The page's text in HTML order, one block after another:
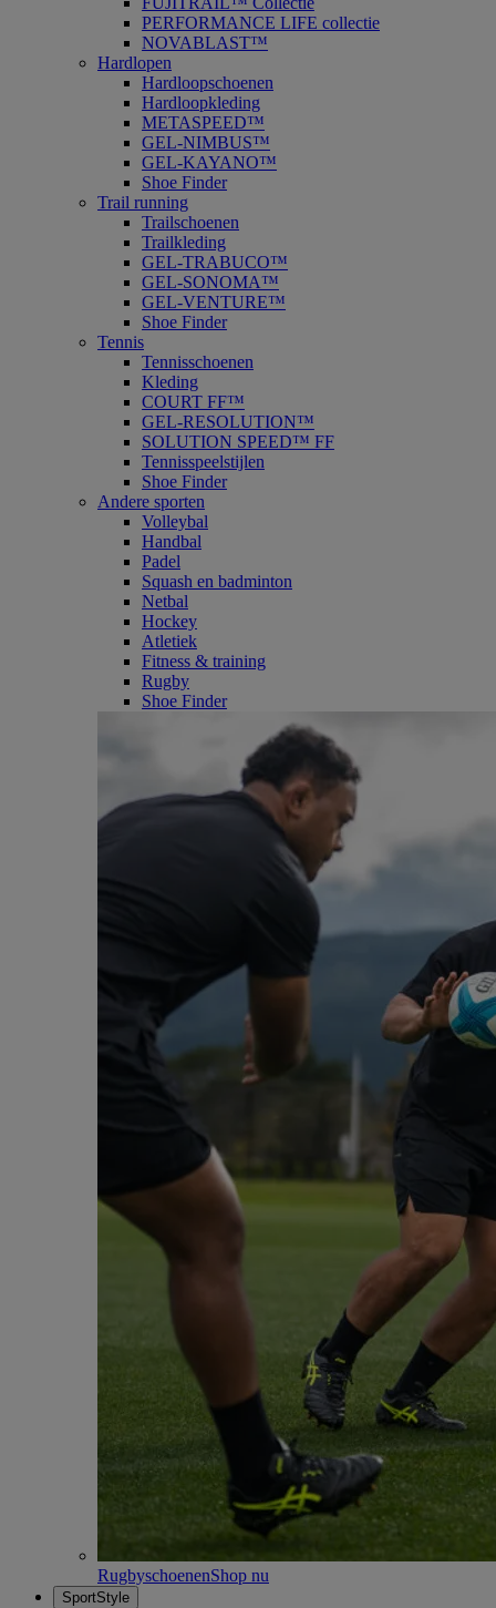
PERFORMANCE LIFE collectie
NOVABLAST™
Hardlopen
Hardloopschoenen
Hardloopkleding
METASPEED™
GEL-NIMBUS™
GEL-KAYANO™
Shoe Finder
Trail running
Trailschoenen
Trailkleding
GEL-TRABUCO™
GEL-SONOMA™
GEL-VENTURE™
Shoe Finder
Tennis
Tennisschoenen
Kleding
COURT FF™
GEL-RESOLUTION™
SOLUTION SPEED™ FF
Tennisspeelstijlen
Shoe Finder
Andere sporten
Volleybal
Handbal
Padel
Squash en badminton
Netbal
Hockey
Atletiek
Fitness & training
Rugby
Shoe Finder
RugbyschoenenShop nu
SportStyle